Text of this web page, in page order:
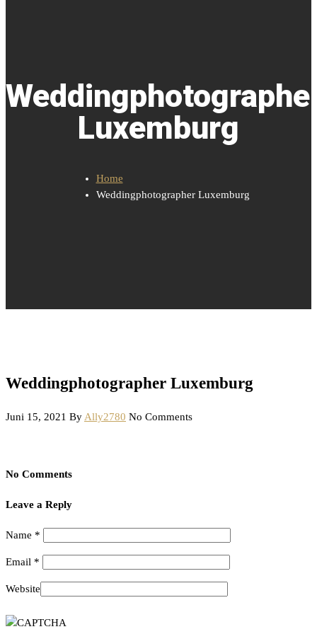
Luxemburg
Home
Weddingphotographer Luxemburg
Weddingphotographer Luxemburg
Juni 15, 2021 By Ally2780 No Comments
No Comments
Leave a Reply
Name *
Email *
Website